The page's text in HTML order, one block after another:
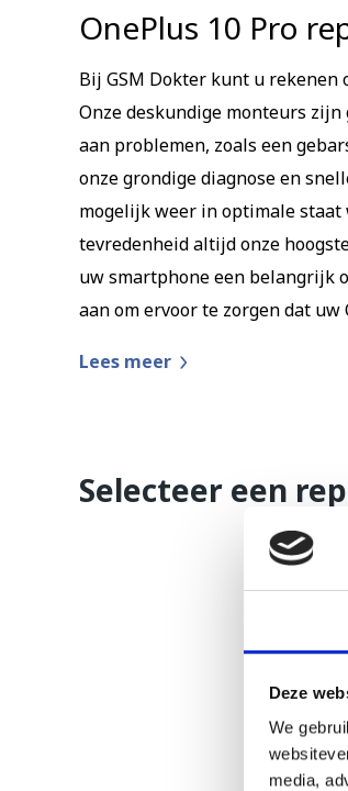
Deze
We
media,
OnePlus 10 Pro
Bij GSM Dokter kunt u rekenen
Onze deskundige monteurs
aan problemen, zoals een
onze grondige diagnose en
mogelijk weer in optimale
tevredenheid altijd onze
uw smartphone een belangrijk
aan om ervoor te zorgen dat
Lees meer
Selecteer een